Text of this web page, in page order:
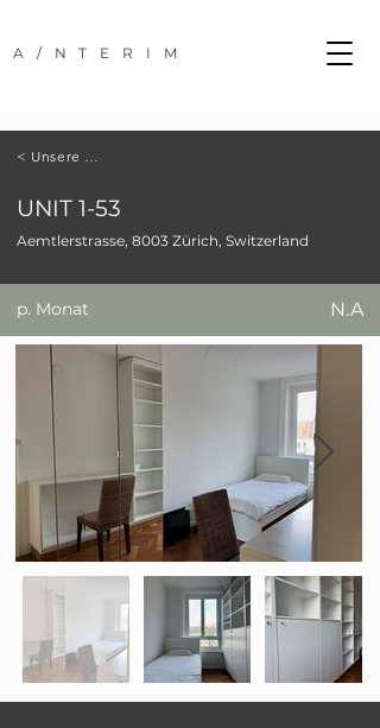
A/NTERIM
UNIT 1-53
Aemtlerstrasse, 8003 Zürich, Switzerland
p. Monat N.A